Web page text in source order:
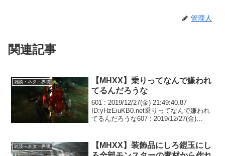
管理人
関連記事
雑談・ネタ・界隈
【MHXX】乗りってなんで嫌われ
てるんだろうな
601 : 2019/12/27(金) 21:49:40.87
ID:yHzEiuKB0.net乗りってなんで嫌われ
てるんだろうな607 : 2019/12/27(金)
雑談・ネタ・界隈
【MHXX】装飾品にしろ鎧玉にし